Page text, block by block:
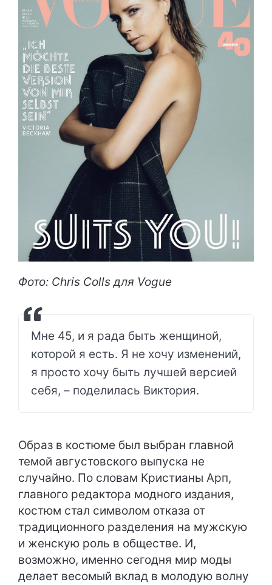
Фото: Chris Colls для Vogue
Мне 45, и я рада быть женщиной,
которой я есть. Я не хочу изменений,
я просто хочу быть лучшей версией
себя, – поделилась Виктория.
Образ в костюме был выбран главной
темой августовского выпуска не
случайно. По словам Кристианы Арп,
главного редактора модного издания,
костюм стал символом отказа от
традиционного разделения на мужскую
и женскую роль в обществе. И,
возможно, именно сегодня мир моды
делает весомый вклад в молодую волну